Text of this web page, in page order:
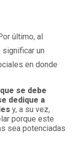
último, al
un
en donde
se debe
dedique a
y, a su vez,
porque este
sea potenciadas